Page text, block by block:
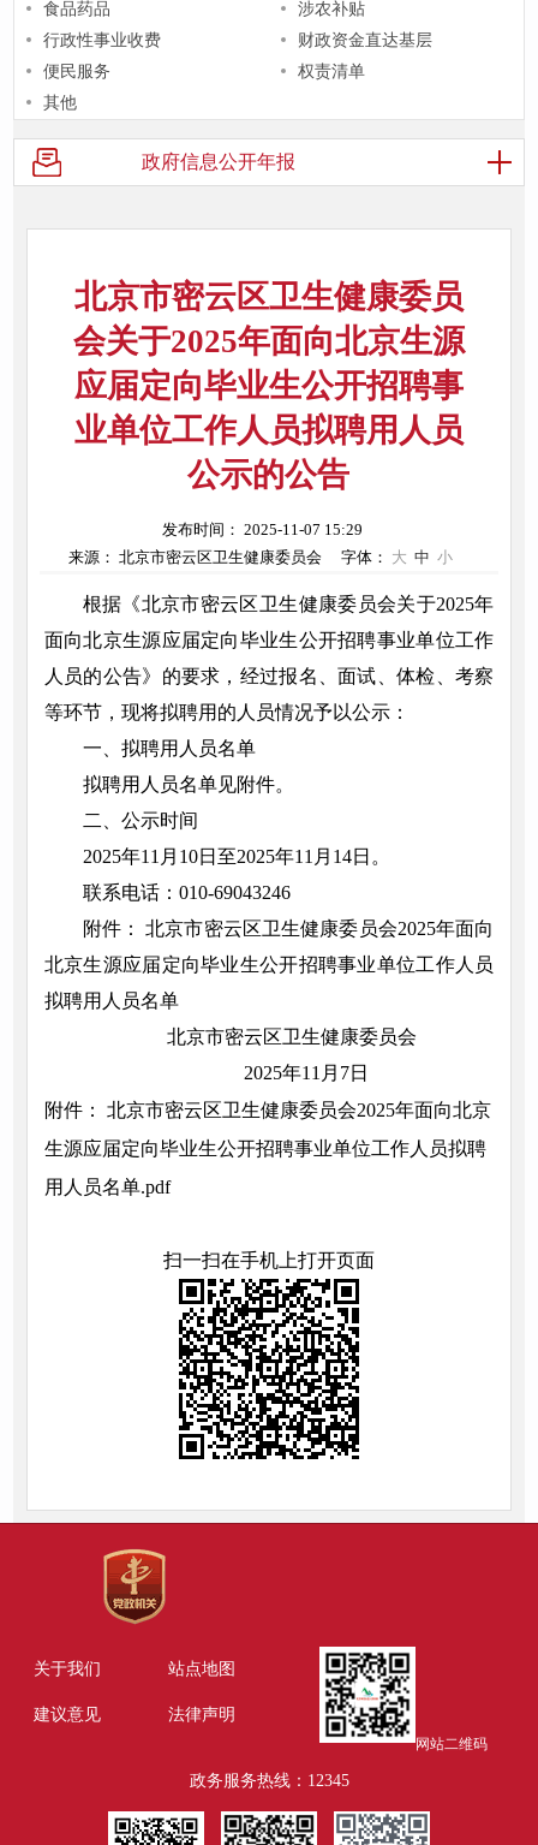
食品药品
涉农补贴
行政性事业收费
财政资金直达基层
便民服务
权责清单
其他
政府信息公开年报
北京市密云区卫生健康委员
会关于2025年面向北京生源
应届定向毕业生公开招聘事
业单位工作人员拟聘用人员
公示的公告
发布时间： 2025-11-07 15:29
来源： 北京市密云区卫生健康委员会
字体： 大 中 小
根据《北京市密云区卫生健康委员会关于2025年
面向北京生源应届定向毕业生公开招聘事业单位工作
人员的公告》的要求，经过报名、面试、体检、考察
等环节，现将拟聘用的人员情况予以公示：
一、拟聘用人员名单
拟聘用人员名单见附件。
二、公示时间
2025年11月10日至2025年11月14日。
联系电话：010-69043246
附件： 北京市密云区卫生健康委员会2025年面向
北京生源应届定向毕业生公开招聘事业单位工作人员
拟聘用人员名单
北京市密云区卫生健康委员会
2025年11月7日
附件： 北京市密云区卫生健康委员会2025年面向北京
生源应届定向毕业生公开招聘事业单位工作人员拟聘
用人员名单.pdf
扫一扫在手机上打开页面
关于我们 站点地图
建议意见 法律声明
网站二维码
政务服务热线：12345